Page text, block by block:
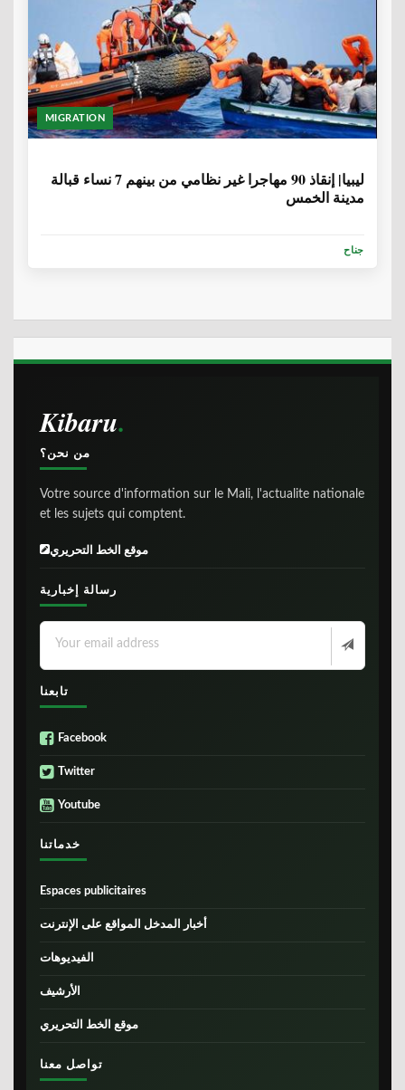
MIGRATION
ليبيا| إنقاذ 90 مهاجرا غير نظامي من بينهم 7 نساء قبالة
مدينة الخمس
جناح
Kibaru
من نحن؟
Votre source d'information sur le Mali, l'actualite nationale
et les sujets qui comptent.
موقع الخط التحريري
رسالة إخبارية
تابعنا
Facebook
Twitter
Youtube
خدماتنا
Espaces publicitaires
أخبار المدخل المواقع على الإنترنت
الفيديوهات
الأرشيف
موقع الخط التحريري
تواصل معنا